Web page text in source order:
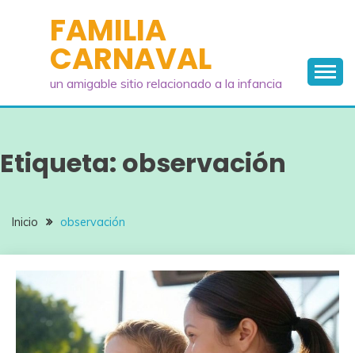
contenidoFAMILIA
CARNAVAL
un amigable sitio relacionado a la infancia
Etiqueta: observación
Inicio observación